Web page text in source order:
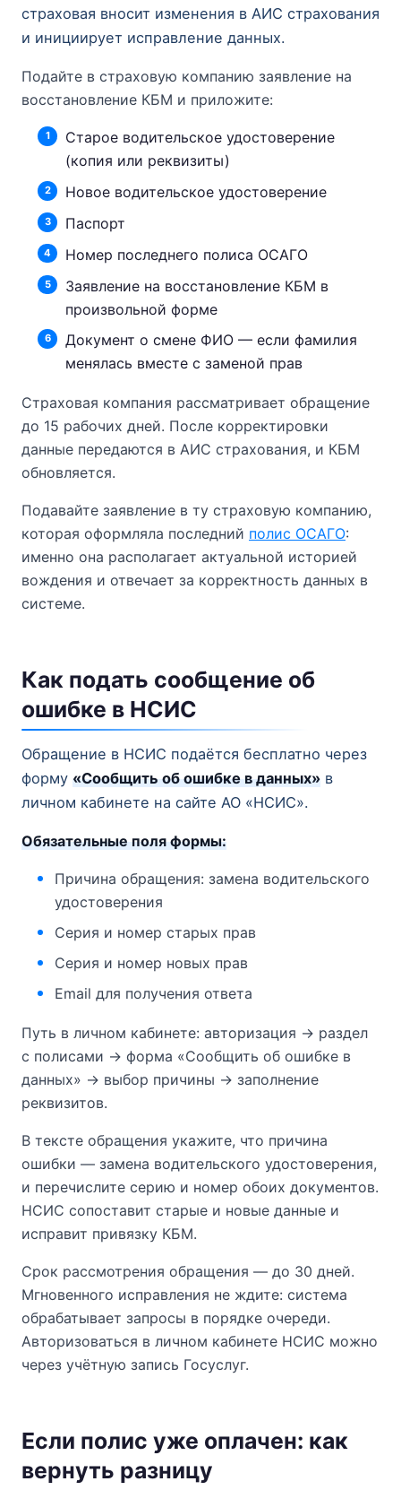
страховая вносит изменения в АИС страхования
и инициирует исправление данных.
Подайте в страховую компанию заявление на
восстановление КБМ и приложите:
Старое водительское удостоверение
(копия или реквизиты)
Новое водительское удостоверение
Паспорт
Номер последнего полиса ОСАГО
Заявление на восстановление КБМ в
произвольной форме
Документ о смене ФИО — если фамилия
менялась вместе с заменой прав
Страховая компания рассматривает обращение
до 15 рабочих дней. После корректировки
данные передаются в АИС страхования, и КБМ
обновляется.
Подавайте заявление в ту страховую компанию,
которая оформляла последний полис ОСАГО:
именно она располагает актуальной историей
вождения и отвечает за корректность данных в
системе.
Как подать сообщение об
ошибке в НСИС
Обращение в НСИС подаётся бесплатно через
форму «Сообщить об ошибке в данных» в
личном кабинете на сайте АО «НСИС».
Обязательные поля формы:
Причина обращения: замена водительского
удостоверения
Серия и номер старых прав
Серия и номер новых прав
Email для получения ответа
Путь в личном кабинете: авторизация → раздел
с полисами → форма «Сообщить об ошибке в
данных» → выбор причины → заполнение
реквизитов.
В тексте обращения укажите, что причина
ошибки — замена водительского удостоверения,
и перечислите серию и номер обоих документов.
НСИС сопоставит старые и новые данные и
исправит привязку КБМ.
Срок рассмотрения обращения — до 30 дней.
Мгновенного исправления не ждите: система
обрабатывает запросы в порядке очереди.
Авторизоваться в личном кабинете НСИС можно
через учётную запись Госуслуг.
Если полис уже оплачен: как
вернуть разницу